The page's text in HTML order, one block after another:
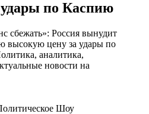
по Каспию
Шоу